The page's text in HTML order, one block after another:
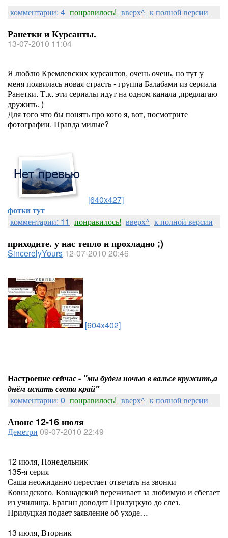
комментарии: 4 понравилось! вверх^ к полной версии
Ранетки и Курсанты.
13-07-2010 11:04
Я люблю Кремлевских курсантов, очень очень, но тут у
меня появилась новая страсть - группа Балабами из сериала
Ранетки. Т.к. эти сериалы идут на одном канала ,предлагаю
дружить. )
Для того что бы понять про кого я, вот, посмотрите
фотографии. Правда милые?
[640x427]
фотки тут
комментарии: 11 понравилось! вверх^ к полной версии
приходите. у нас тепло и прохладно ;)
SincerelyYours 12-07-2010 20:46
[604x402]
Настроение сейчас - "мы будем ночью в вальсе кружить,а
днём искать света край"
комментарии: 0 понравилось! вверх^ к полной версии
Анонс 12-16 июля
Деметри 09-07-2010 22:49
12 июля, Понедельник
135-я серия
Саша неожиданно перестает отвечать на звонки
Ковнадского. Ковнадский переживает за любимую и сбегает
из училища. Брагин доводит Прилуцкую до слез.
Прилуцкая подает заявление об уходе…
13 июля, Вторник